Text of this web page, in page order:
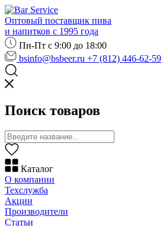
Оптовый поставщик пива
и напитков с 1995 года
Пн-Пт с 9:00 до 18:00
bsinfo@bsbeer.ru +7 (812) 446-62-59
Поиск товаров
Каталог
О компании
Техслужба
Акции
Производители
Статьи